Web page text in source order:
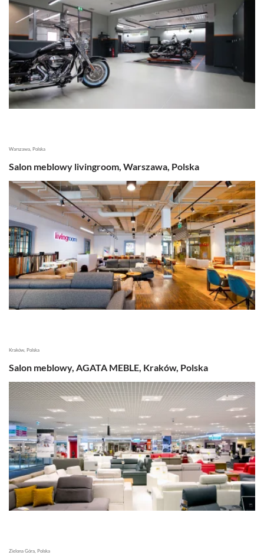
Warszawa, Polska
Salon meblowy livingroom, Warszawa, Polska
Kraków, Polska
Salon meblowy, AGATA MEBLE, Kraków, Polska
Zielona Góra, Polska